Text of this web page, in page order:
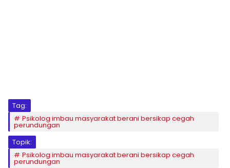
Tag:
Psikolog imbau masyarakat berani bersikap cegah
perundungan
Topik:
Psikolog imbau masyarakat berani bersikap cegah
perundungan